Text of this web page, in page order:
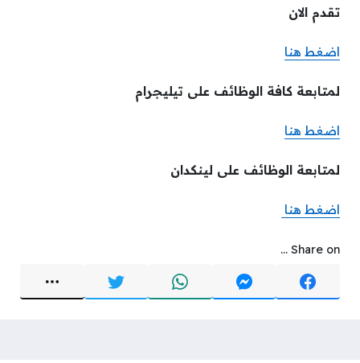
تقدم الان
اضغط هنا
لمتابعة كافة الوظائف على تيليجرام
اضغط هنا
لمتابعة الوظائف على لينكدان
اضغط هنا
Share on ...